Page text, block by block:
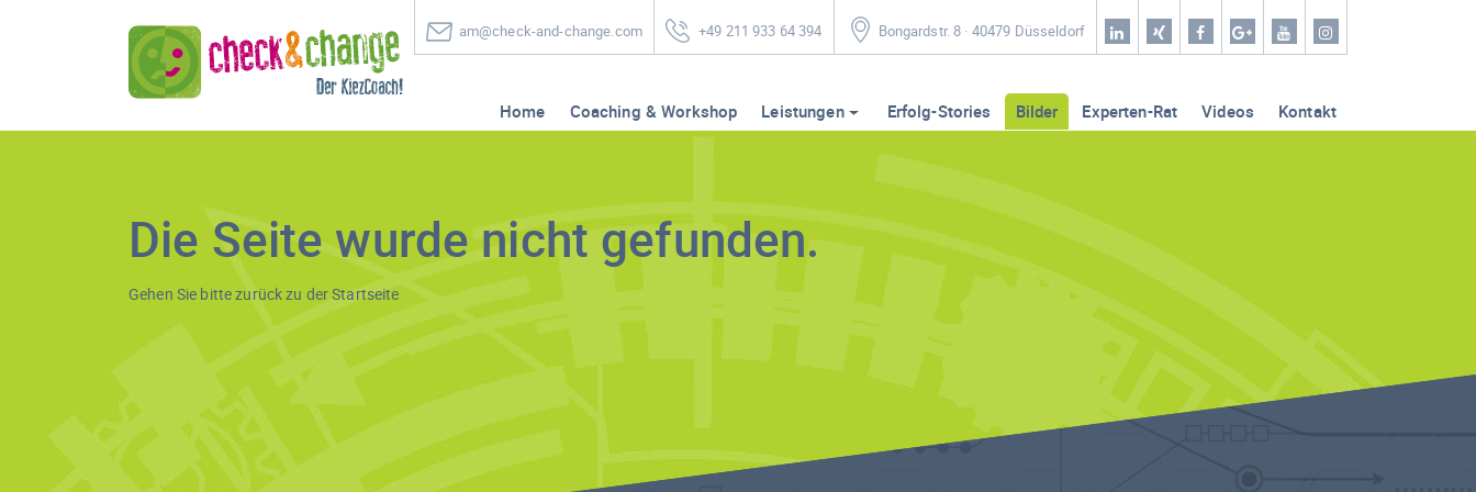
am@check-and-change.com +49 211 933 64 394 Bongardstr. 8 · 40479 Düsseldorf
Home Coaching & Workshop Leistungen Erfolg-Stories Bilder Experten-Rat Videos Kontakt
Die Seite wurde nicht gefunden.
Gehen Sie bitte zurück zu derStartseite
Home
Leistungen
Videos
Kontakt